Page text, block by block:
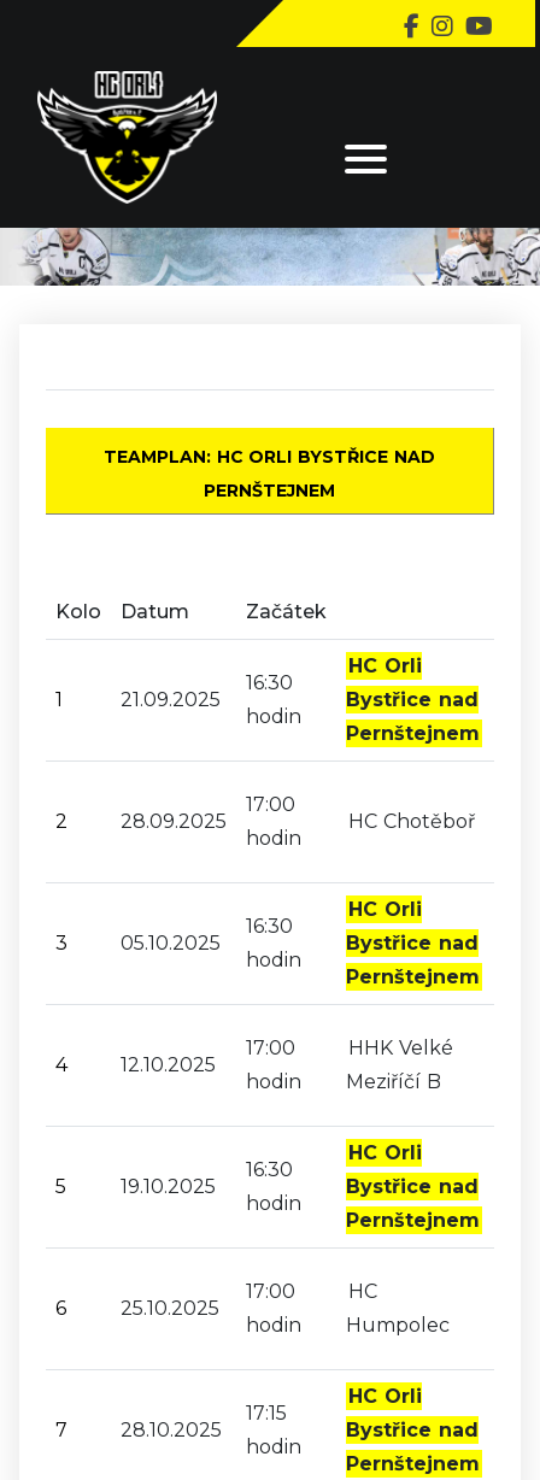
TEAMPLAN: HC ORLI BYSTŘICE NAD
PERNŠTEJNEM
Kolo Datum Začátek
1 21.09.2025
16:30
hodin
HC Orli
Bystřice nad
Pernštejnem
2 28.09.2025
17:00
hodin
HC Chotěboř
3 05.10.2025
16:30
hodin
HC Orli
Bystřice nad
Pernštejnem
4 12.10.2025
17:00
hodin
HHK Velké
Meziříčí B
5 19.10.2025
16:30
hodin
HC Orli
Bystřice nad
Pernštejnem
6 25.10.2025
17:00
hodin
HC
Humpolec
7 28.10.2025
17:15
hodin
HC Orli
Bystřice nad
Pernštejnem